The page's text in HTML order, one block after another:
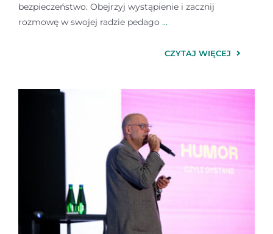
bezpieczeństwo. Obejrzyj wystąpienie i zacznij
rozmowę w swojej radzie pedago ...
CZYTAJ WIĘCEJ